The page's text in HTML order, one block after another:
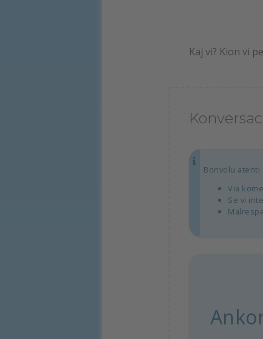
Kaj vi? Kion vi
Bonvolu
Via
Se vi